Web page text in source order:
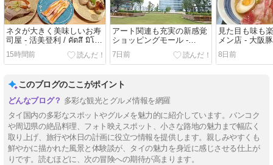
ネタが大きく美味しいお寿
司屋 - 活美登利 / คัตสึ มิโดริ
ซูชิ เซ็นทรัลเวิล์ด - （バンコ
ク・タイ）
15時間前
アート関連も充実の新感覚
ショッピングモール -
Cloud 11/ คลาวด์ 11 - （バ
ンコク・タイ）
7日前
見た目も味も
メン店 - 大阪
みさわ - （バ
イ）
8日前
このブログのここがポイント
多彩な観光とグルメ情報を網羅
タイ国内の多彩なスポットやグルメを魅力的に紹介しています。バンコク
や周辺県の絶品料理、フォト映えスポット、小さな路地の魅力まで幅広く
取り上げ、旅行や休日の計画に役立つ情報を提供します。親しみやすくも
鮮やかに描かれた風景と体験談が、タイの魅力を身近に感じさせる仕上が
りです。読むほどに、次の冒険への期待が高まります。